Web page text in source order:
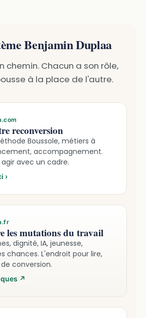
Benjamin Duplaa
chemin. Chacun a son rôle,
à la place de l'autre.
reconversion
Boussole, métiers à
accompagnement.
avec un cadre.
›
les mutations du travail
dignité, IA, jeunesse,
chances. L'endroit pour lire,
conversion.
↗